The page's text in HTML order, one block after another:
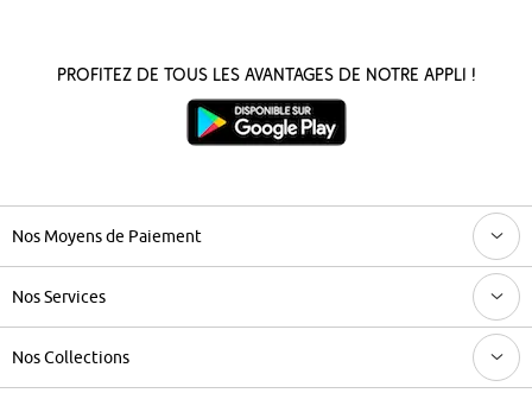
Profitez de tous les avantages de notre appli !
Nos Moyens de Paiement
Nos Services
Nos Collections